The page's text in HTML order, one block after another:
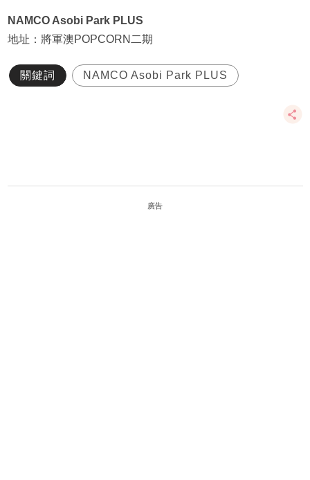
NAMCO Asobi Park PLUS
地址：將軍澳POPCORN二期
關鍵詞 NAMCO Asobi Park PLUS
廣告